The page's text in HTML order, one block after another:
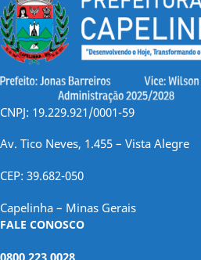
CNPJ: 19.229.921/0001-59
Av. Tico Neves, 1.455 – Vista Alegre
CEP: 39.682-050
Capelinha – Minas Gerais
FALE CONOSCO
0800 223 0028